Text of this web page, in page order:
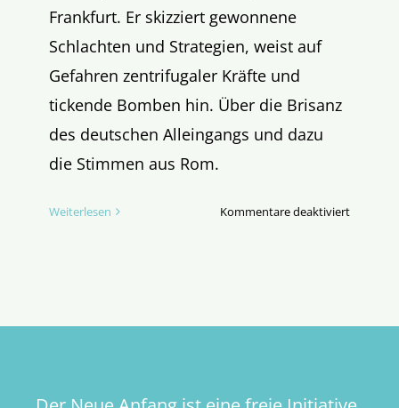
Frankfurt. Er skizziert gewonnene
Schlachten und Strategien, weist auf
Gefahren zentrifugaler Kräfte und
tickende Bomben hin. Über die Brisanz
des deutschen Alleingangs und dazu
die Stimmen aus Rom.
Weiterlesen Kommentare deaktiviertfür